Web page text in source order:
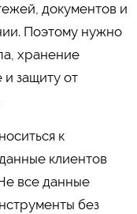
документов и
Поэтому нужно
хранение
защиту от
к
клиентов
все данные
без